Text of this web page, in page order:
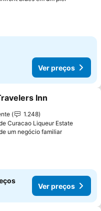
Ver preços
aos favoritos
Inn
1.248
Curacao Liqueur Estate
um negócio familiarVer
Ver preços